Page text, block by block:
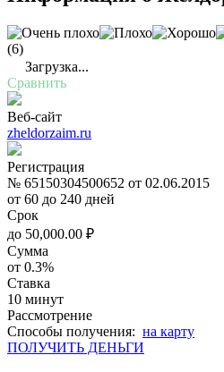
(6)
Загрузка...
Сравнить
Веб-сайт
zheldorzaim.ru
Регистрация
№ 65150304500652 от 02.06.2015
от 60 до 240 дней
Срок
до 50,000.00 ₽
Сумма
от 0.3%
Ставка
10 минут
Рассмотрение
Cпособы получения: на карту
ПОЛУЧИТЬ ДЕНЬГИ